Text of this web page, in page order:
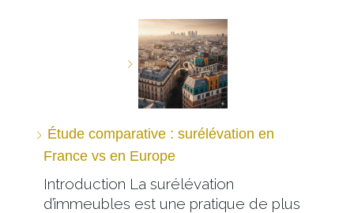
Étude comparative : surélévation en
France vs en Europe
Introduction La surélévation
d’immeubles est une pratique de plus